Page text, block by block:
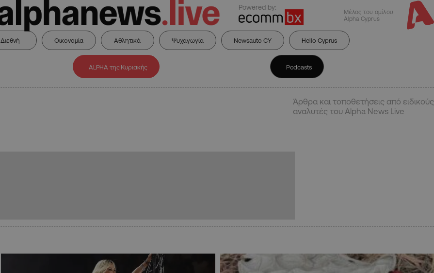
Powered by:
Μέλος του ομίλου
Alpha Cyprus
Διεθνή Οικονομία Αθλητικά Ψυχαγωγία Newsauto CY Hello Cyprus
ALPHA της Κυριακής Podcasts
Άρθρα και τοποθετήσεις από ειδικούς
αναλυτές του Alpha News Live